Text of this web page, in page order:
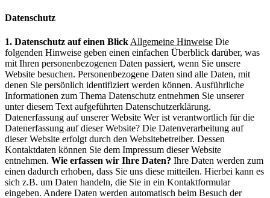
Datenschutz
1. Datenschutz auf einen Blick Allgemeine Hinweise Die
folgenden Hinweise geben einen einfachen Überblick darüber, was
mit Ihren personenbezogenen Daten passiert, wenn Sie unsere
Website besuchen. Personenbezogene Daten sind alle Daten, mit
denen Sie persönlich identifiziert werden können. Ausführliche
Informationen zum Thema Datenschutz entnehmen Sie unserer
unter diesem Text aufgeführten Datenschutzerklärung.
Datenerfassung auf unserer Website Wer ist verantwortlich für die
Datenerfassung auf dieser Website? Die Datenverarbeitung auf
dieser Website erfolgt durch den Websitebetreiber. Dessen
Kontaktdaten können Sie dem Impressum dieser Website
entnehmen. Wie erfassen wir Ihre Daten? Ihre Daten werden zum
einen dadurch erhoben, dass Sie uns diese mitteilen. Hierbei kann es
sich z.B. um Daten handeln, die Sie in ein Kontaktformular
eingeben. Andere Daten werden automatisch beim Besuch der